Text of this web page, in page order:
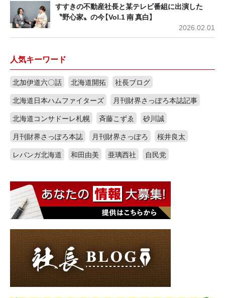
すすきの不動産社長と某テレビ番組に出演した
〝野心家〟の今【Vol.1 南 真白】
2026.02.01
人気キーワード
北加伊道六〇話 北海道開拓
社長ブログ
北海道日本ハムファイターズ
月刊財界さっぽろ本誌記事
北海道コンサドーレ札幌
斉藤こずゑ
砂川誠
月刊財界さっぽろ本誌
月刊財界さっぽろ
桜井良太
レバンガ北海道
和田由美 亜璃西社 自民党